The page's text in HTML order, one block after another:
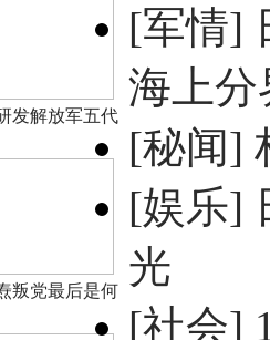
发解放军五代
叛党最后是何
[军情]
海上分
[秘闻]
[娱乐]
光
[社会]